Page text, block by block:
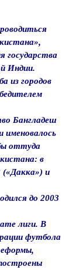
государства
Индии.
из городов
Бангладеш
именовалось
оттуда
в
(«Дакка») и
до 2003
лиги. В
футбола